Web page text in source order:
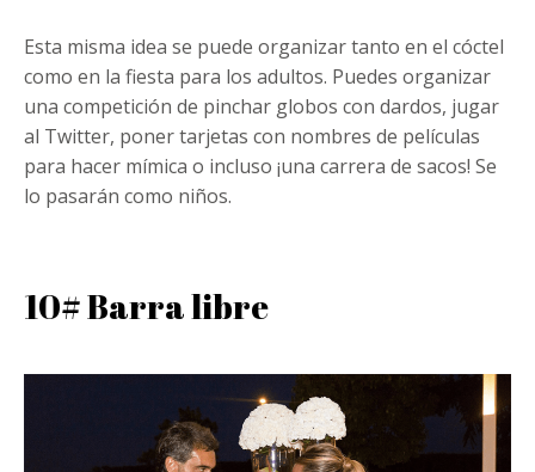
Esta misma idea se puede organizar tanto en el cóctel
como en la fiesta para los adultos. Puedes organizar
una competición de pinchar globos con dardos, jugar
al Twitter, poner tarjetas con nombres de películas
para hacer mímica o incluso ¡una carrera de sacos! Se
lo pasarán como niños.
10# Barra libre